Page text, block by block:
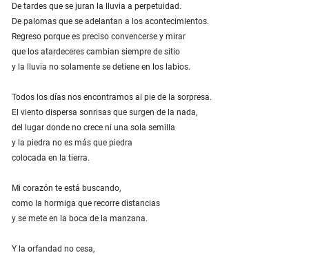
De tardes que se juran la lluvia a perpetuidad.
De palomas que se adelantan a los acontecimientos.
Regreso porque es preciso convencerse y mirar
que los atardeceres cambian siempre de sitio
y la lluvia no solamente se detiene en los labios.
Todos los días nos encontramos al pie de la sorpresa.
El viento dispersa sonrisas que surgen de la nada,
del lugar donde no crece ni una sola semilla
y la piedra no es más que piedra
colocada en la tierra.
Mi corazón te está buscando,
como la hormiga que recorre distancias
y se mete en la boca de la manzana.
Y la orfandad no cesa,